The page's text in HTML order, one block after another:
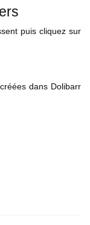
puis cliquez sur
dans Dolibarr